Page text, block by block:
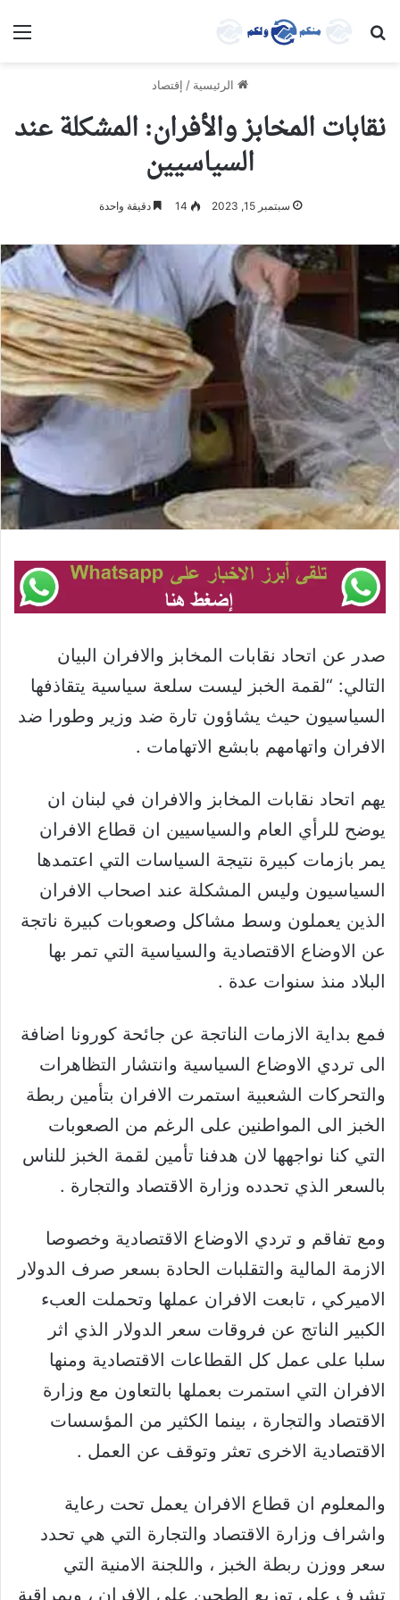
بحث عن
الرئيسية / إقتصاد
نقابات المخابز والأفران: المشكلة عند
السياسيين
سبتمبر 15, 2023 14 دقيقة واحدة
صدر عن اتحاد نقابات المخابز والافران البيان
التالي: “لقمة الخبز ليست سلعة سياسية يتقاذفها
السياسيون حيث يشاؤون تارة ضد وزير وطورا ضد
الافران واتهامهم بابشع الاتهامات .
يهم اتحاد نقابات المخابز والافران في لبنان ان
يوضح للرأي العام والسياسيين ان قطاع الافران
يمر بازمات كبيرة نتيجة السياسات التي اعتمدها
السياسيون وليس المشكلة عند اصحاب الافران
الذين يعملون وسط مشاكل وصعوبات كبيرة ناتجة
عن الاوضاع الاقتصادية والسياسية التي تمر بها
البلاد منذ سنوات عدة .
فمع بداية الازمات الناتجة عن جائحة كورونا اضافة
الى تردي الاوضاع السياسية وانتشار التظاهرات
والتحركات الشعبية استمرت الافران بتأمين ربطة
الخبز الى المواطنين على الرغم من الصعوبات
التي كنا نواجهها لان هدفنا تأمين لقمة الخبز للناس
بالسعر الذي تحدده وزارة الاقتصاد والتجارة .
ومع تفاقم و تردي الاوضاع الاقتصادية وخصوصا
الازمة المالية والتقلبات الحادة بسعر صرف الدولار
الاميركي ، تابعت الافران عملها وتحملت العبء
الكبير الناتج عن فروقات سعر الدولار الذي اثر
سلبا على عمل كل القطاعات الاقتصادية ومنها
الافران التي استمرت بعملها بالتعاون مع وزارة
الاقتصاد والتجارة ، بينما الكثير من المؤسسات
الاقتصادية الاخرى تعثر وتوقف عن العمل .
والمعلوم ان قطاع الافران يعمل تحت رعاية
واشراف وزارة الاقتصاد والتجارة التي هي تحدد
سعر ووزن ربطة الخبز ، واللجنة الامنية التي
تشرف على توزيع الطحين على الافران ، وبمراقبة